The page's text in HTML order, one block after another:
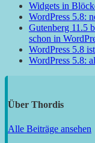
Widgets in
WordPress 5.8:
Gutenberg 11.5
schon in
WordPress 5.8
WordPress 5.8:
Über Thordis
Alle Beiträge ansehen